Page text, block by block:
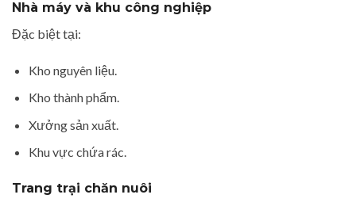
Nhà máy và khu công nghiệp
Đặc biệt tại:
Kho nguyên liệu.
Kho thành phẩm.
Xưởng sản xuất.
Khu vực chứa rác.
Trang trại chăn nuôi